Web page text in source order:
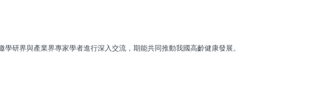
研界與產業界專家學者進行深入交流，期能共同推動我國高齡健康發展。